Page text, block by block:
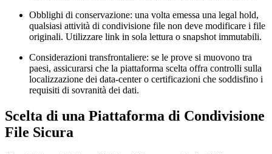
Obblighi di conservazione: una volta emessa una legal hold,
qualsiasi attività di condivisione file non deve modificare i file
originali. Utilizzare link in sola lettura o snapshot immutabili.
Considerazioni transfrontaliere: se le prove si muovono tra
paesi, assicurarsi che la piattaforma scelta offra controlli sulla
localizzazione dei data‑center o certificazioni che soddisfino i
requisiti di sovranità dei dati.
Scelta di una Piattaforma di Condivisione
File Sicura